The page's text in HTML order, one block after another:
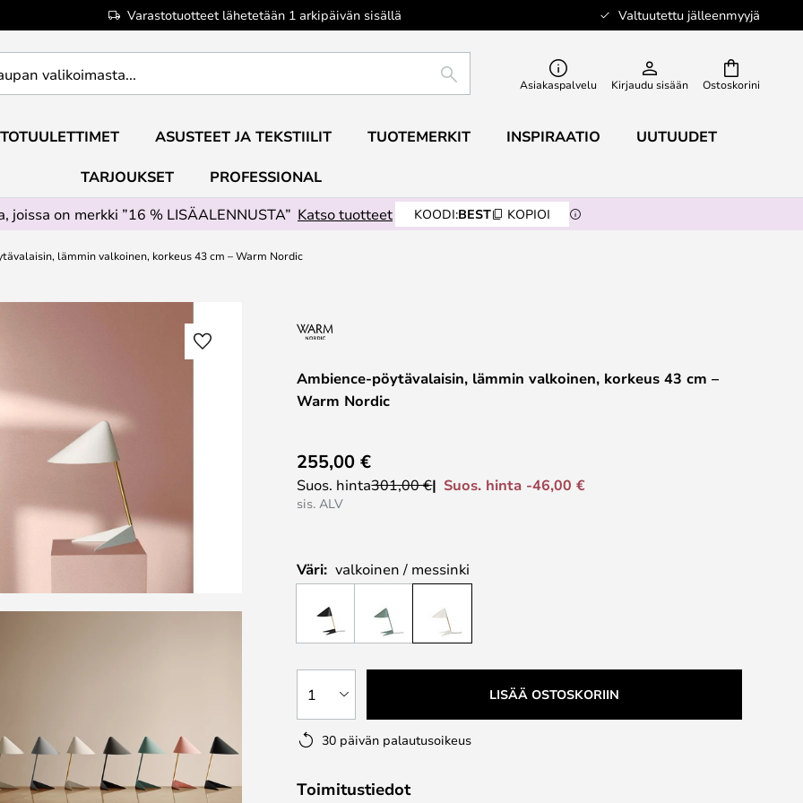
Varastotuotteet lähetetään 1 arkipäivän sisällä Valtuutettu jälleenmyyjä
Ostoskorini
ETSI Asiakaspalvelu Kirjaudu sisään
ASUSTEET JA TEKSTIILIT TUOTEMERKIT INSPIRAATIO UUTUUDET
TARJOUKSET
PROFESSIONAL
joissa on merkki ”16 % LISÄALENNUSTA” Katso tuotteet KOODI:BEST KOPIOI
lämmin valkoinen, korkeus 43 cm – Warm Nordic
Ambience-pöytävalaisin, lämmin valkoinen, korkeus 43 cm –
Warm Nordic
255,00 €
Suos. hinta301,00 € Suos. hinta -46,00 €
sis. ALV
Väri: valkoinen / messinki
1 LISÄÄ OSTOSKORIIN
30 päivän palautusoikeus
Toimitustiedot